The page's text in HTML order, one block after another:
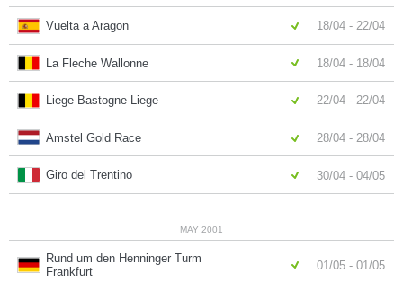
Vuelta a Aragon 18/04 - 22/04
La Fleche Wallonne 18/04 - 18/04
Liege-Bastogne-Liege 22/04 - 22/04
Amstel Gold Race 28/04 - 28/04
Giro del Trentino 30/04 - 04/05
MAY 2001
Rund um den Henninger Turm
Frankfurt
01/05 - 01/05